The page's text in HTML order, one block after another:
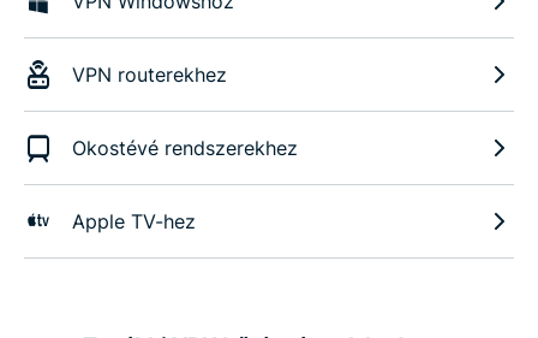
VPN routerekhez
Okostévé rendszerekhez
Apple TV-hez